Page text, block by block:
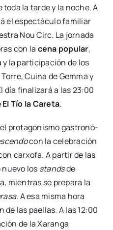
la tar­de y la noche. A
el espec­tácu­lo fami­liar
Nou Circ. La jor­na­da
con la cena popu­lar,
la par­ti­ci­pa­ción de los
Cui­na de Gem­ma y
día fina­li­za­rá a las 23:00
El Tío la Care­ta.
el pro­ta­go­nis­mo gas­tro­nó­
con la cele­bra­ción
car­xo­fa. A par­tir de las
nue­vo los standsde
mien­tras se pre­pa­ra la
. A esa mis­ma hora
las pae­llas. A las 12:00
de la Xaran­ga